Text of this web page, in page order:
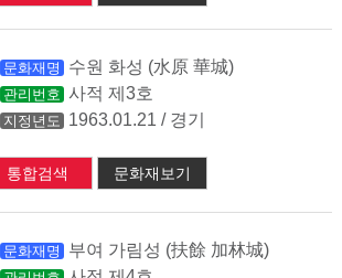
문화재명 수원 화성 (水原 華城)
관리번호 사적 제3호
지정년도 1963.01.21 / 경기
통합검색 문화재보기
문화재명 부여 가림성 (扶餘 加林城)